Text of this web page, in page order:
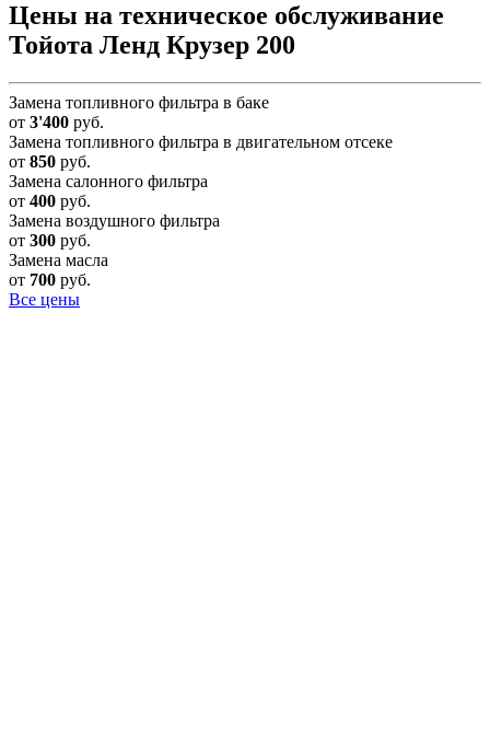
Цены на техническое обслуживание
Тойота Ленд Крузер 200
Замена топливного фильтра в баке
от 3'400 руб.
Замена топливного фильтра в двигательном отсеке
от 850 руб.
Замена салонного фильтра
от 400 руб.
Замена воздушного фильтра
от 300 руб.
Замена масла
от 700 руб.
Все цены